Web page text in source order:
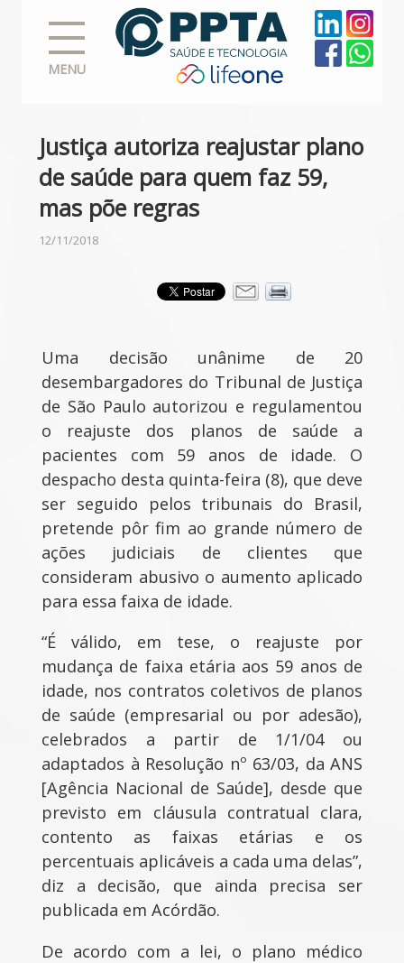
MENU
Justiça autoriza reajustar plano
de saúde para quem faz 59,
mas põe regras
12/11/2018
Uma decisão unânime de 20
desembargadores do Tribunal de Justiça
de São Paulo autorizou e regulamentou
o reajuste dos planos de saúde a
pacientes com 59 anos de idade. O
despacho desta quinta-feira (8), que deve
ser seguido pelos tribunais do Brasil,
pretende pôr fim ao grande número de
ações judiciais de clientes que
consideram abusivo o aumento aplicado
para essa faixa de idade.
“É válido, em tese, o reajuste por
mudança de faixa etária aos 59 anos de
idade, nos contratos coletivos de planos
de saúde (empresarial ou por adesão),
celebrados a partir de 1/1/04 ou
adaptados à Resolução nº 63/03, da ANS
[Agência Nacional de Saúde], desde que
previsto em cláusula contratual clara,
contento as faixas etárias e os
percentuais aplicáveis a cada uma delas”,
diz a decisão, que ainda precisa ser
publicada em Acórdão.
De acordo com a lei, o plano médico